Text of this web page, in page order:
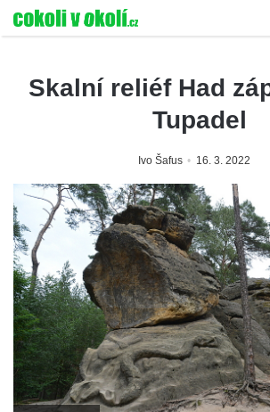
Skalní reliéf Had
Tupadel
Ivo Šafus 16. 3. 2022